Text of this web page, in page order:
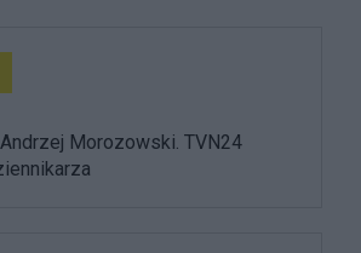
Morozowski. TVN24